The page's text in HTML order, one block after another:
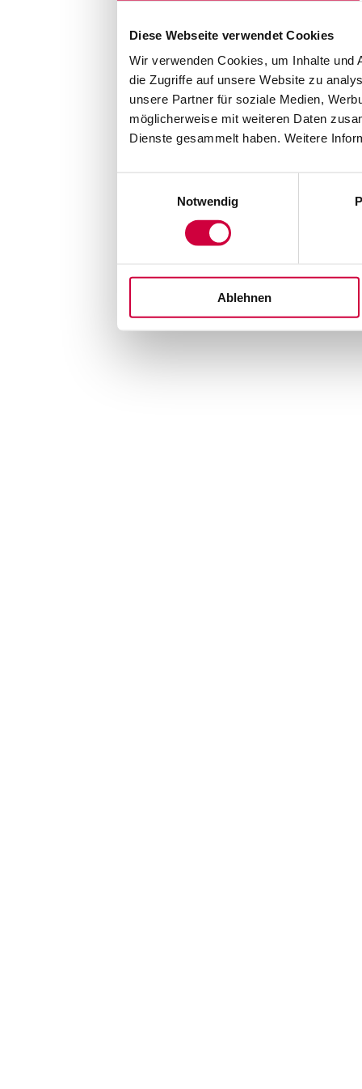
Diese Webseite verwendet Cookies
Wir verwenden Cookies, um Inhalte und
die Zugriffe auf unsere Website zu
unsere Partner für soziale Medien,
möglicherweise mit weiteren Daten
Dienste gesammelt haben. Weitere
Notwendig
Ablehnen